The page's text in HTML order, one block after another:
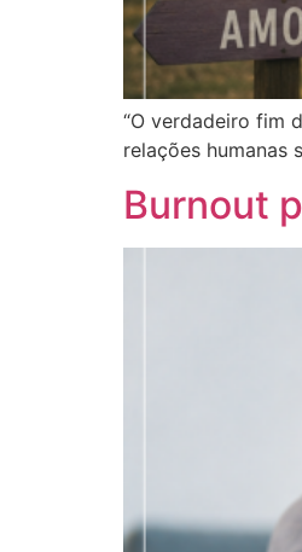
“O verdadeiro fim
relações humanas
Burnout